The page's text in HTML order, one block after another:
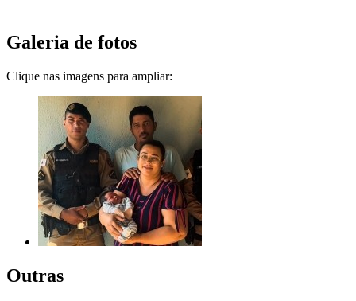
Galeria de fotos
Clique nas imagens para ampliar:
Outras